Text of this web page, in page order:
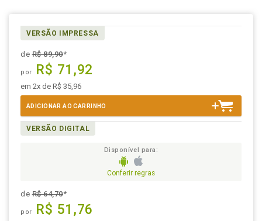
VERSÃO IMPRESSA
deR$ 89,90*
por R$ 71,92
em 2x de R$ 35,96
ADICIONAR AO CARRINHO
VERSÃO DIGITAL
Disponível para:
Conferir regras
deR$ 64,70*
por R$ 51,76